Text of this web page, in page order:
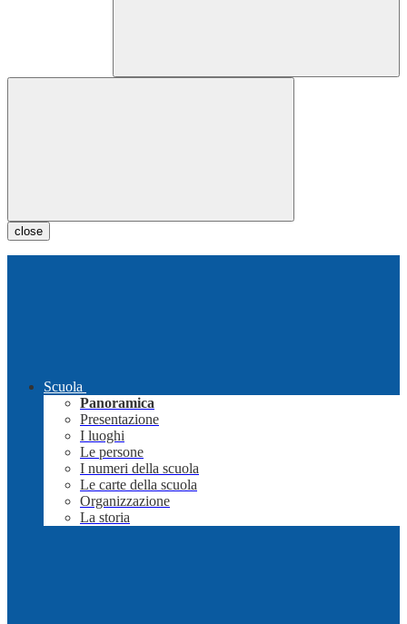
close
Scuola
Panoramica
Presentazione
I luoghi
Le persone
I numeri della scuola
Le carte della scuola
Organizzazione
La storia